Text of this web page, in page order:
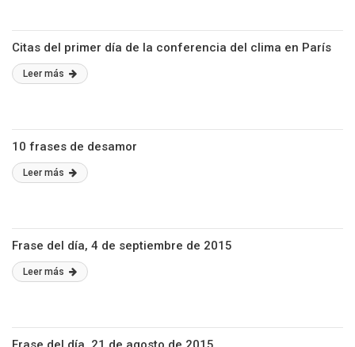
Citas del primer día de la conferencia del clima en París
Leer más
10 frases de desamor
Leer más
Frase del día, 4 de septiembre de 2015
Leer más